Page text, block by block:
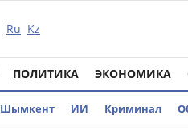
Ru Kz
ПОЛИТИКА ЭКОНОМИКА
Шымкент ИИ Криминал